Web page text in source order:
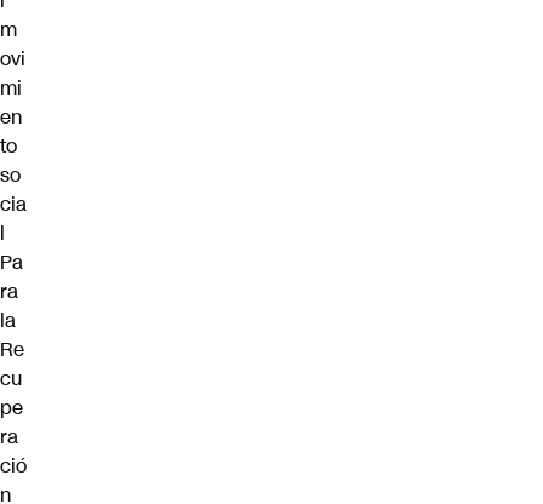
m
ovi
mi
en
to
so
cia
l
Pa
ra
la
Re
cu
pe
ra
ció
n